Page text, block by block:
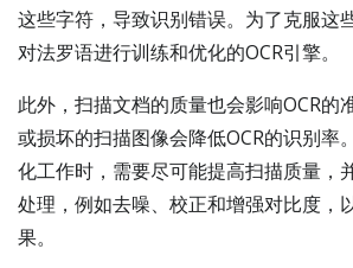
这些字符，导致识别错误。为了克服这
对法罗语进行训练和优化的OCR引擎。
此外，扫描文档的质量也会影响OCR的
或损坏的扫描图像会降低OCR的识别率
化工作时，需要尽可能提高扫描质量，
处理，例如去噪、校正和增强对比度，
果。